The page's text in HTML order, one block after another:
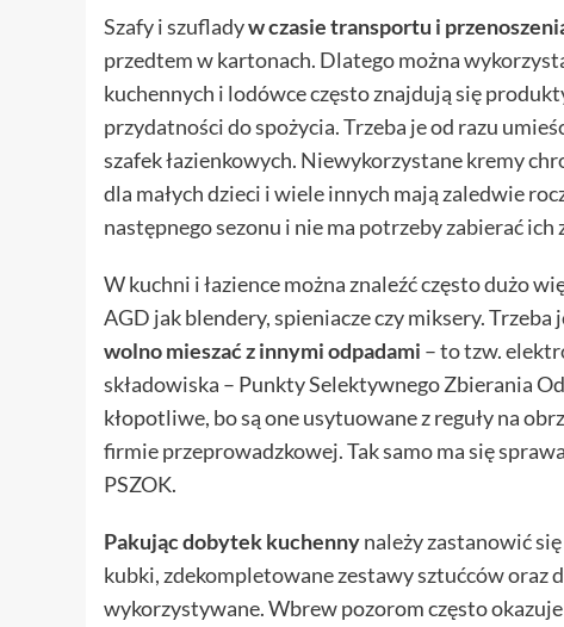
Szafy i szufladyw czasietransportu i
przedtem w kartonach. Dlatego można
kuchennych i lodówce często znajdują się
przydatności do spożycia. Trzeba je od razu
szafek łazienkowych. Niewykorzystane kremy
dla małych dzieci i wiele innych mają zaledwie
następnego sezonu i nie ma potrzeby zabierać
W kuchni i łazience można znaleźć często dużo
AGD jak blendery, spieniacze czy miksery. Trzeba
wolno mieszać z innymi odpadami – to tzw.
składowiska – Punkty Selektywnego Zbierania
kłopotliwe, bo są one usytuowane z reguły na
firmie przeprowadzkowej. Tak samo ma się
PSZOK.
Pakując dobytek kuchennynależy zastanowić
kubki, zdekompletowane zestawy sztućców oraz
wykorzystywane. Wbrew pozorom często